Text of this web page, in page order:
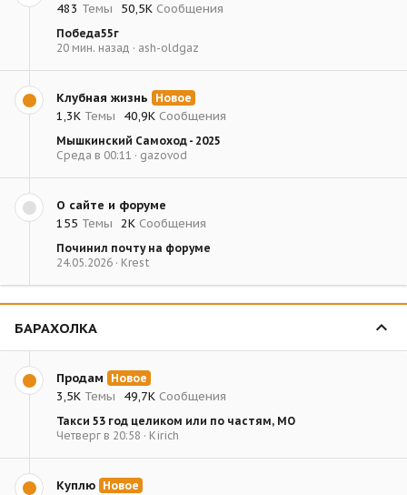
483 Темы 50,5К Сообщения
Победа55г
20 мин. назад
ash-oldgaz
Клубная жизнь Новое
1,3К Темы 40,9К Сообщения
Мышкинский Самоход - 2025
Среда в 00:11
gazovod
О сайте и форуме
155 Темы 2К Сообщения
Починил почту на форуме
24.05.2026
Krest
БАРАХОЛКА
Продам Новое
3,5К Темы 49,7К Сообщения
Такси 53 год целиком или по частям, МО
Четверг в 20:58
Kirich
Куплю Новое